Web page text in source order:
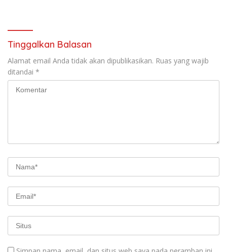
Tinggalkan Balasan
Alamat email Anda tidak akan dipublikasikan. Ruas yang wajib
ditandai *